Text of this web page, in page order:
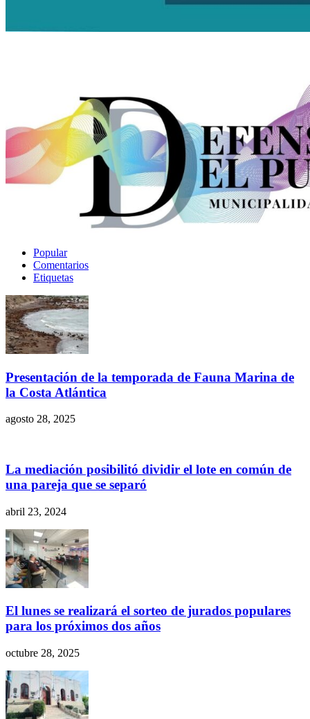
Popular
Comentarios
Etiquetas
Presentación de la temporada de Fauna Marina de
la Costa Atlántica
agosto 28, 2025
La mediación posibilitó dividir el lote en común de
una pareja que se separó
abril 23, 2024
El lunes se realizará el sorteo de jurados populares
para los próximos dos años
octubre 28, 2025